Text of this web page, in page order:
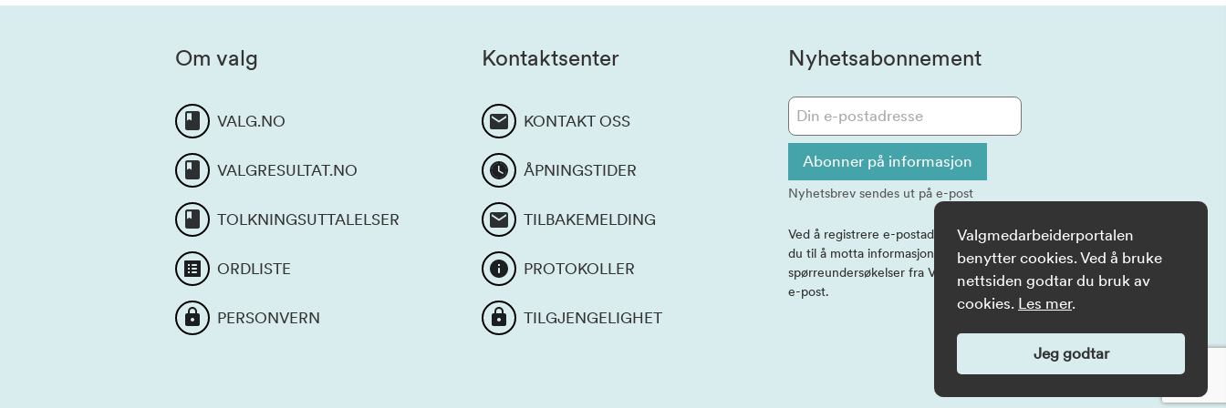
Om valg
VALG.NO
VALGRESULTAT.NO
TOLKNINGSUTTALELSER
ORDLISTE
PERSONVERN
Kontaktsenter
KONTAKT OSS
ÅPNINGSTIDER
TILBAKEMELDING
PROTOKOLLER
TILGJENGELIGHET
Nyhetsabonnement
Abonner på informasjon
Nyhetsbrev sendes ut på e-post
Ved å registrere e-postadressen, samtykker
du til å motta informasjon og eventuelle
spørreundersøkelser fra Valgdirektoratet på
e-post.
Valgmedarbeiderportalen
benytter cookies. Ved å bruke
nettsiden godtar du bruk av
cookies. Les mer.
Jeg godtar